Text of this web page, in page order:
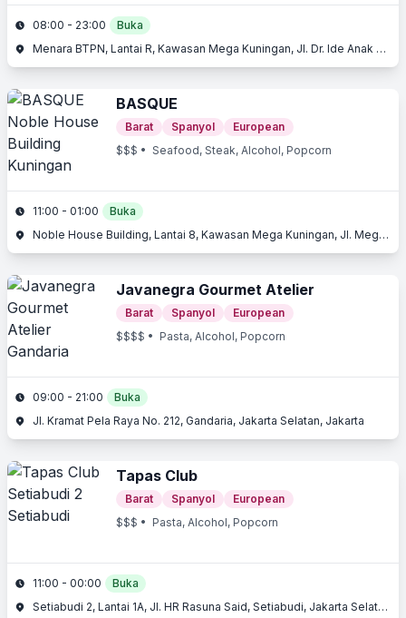
08:00 - 23:00
Buka
Menara BTPN, Lantai R, Kawasan Mega Kuningan, Jl. Dr. Ide Anak Agung Gde Agung, Kuningan, Jakarta Selatan, Jakarta
BASQUE
Barat Spanyol
European
$$$ • Seafood, Steak, Alcohol, Popcorn
11:00 - 01:00
Buka
Noble House Building, Lantai 8, Kawasan Mega Kuningan, Jl. Mega Kuningan Barat, Kuningan, Jakarta Selatan, Jakarta
Javanegra Gourmet Atelier
Barat Spanyol
European
$$$$ • Pasta, Alcohol, Popcorn
09:00 - 21:00
Buka
Jl. Kramat Pela Raya No. 212, Gandaria, Jakarta Selatan, Jakarta
Tapas Club
Barat Spanyol
European
$$$ • Pasta, Alcohol, Popcorn
11:00 - 00:00
Buka
Setiabudi 2, Lantai 1A, Jl. HR Rasuna Said, Setiabudi, Jakarta Selatan, Jakarta